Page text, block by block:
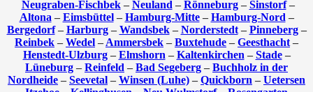
Neugraben-Fischbek– Neuland – Rönneburg– Sinstorf–
Altona – Eimsbüttel– Hamburg-Mitte– Hamburg-Nord –
Bergedorf– Harburg– Wandsbek– Norderstedt– Pinneberg–
Reinbek – Wedel – Ammersbek – Buxtehude – Geesthacht –
Henstedt-Ulzburg– Elmshorn – Kaltenkirchen – Stade–
Lüneburg – Reinfeld – Bad Segeberg – Buchholz in der
Nordheide – Seevetal – Winsen (Luhe) – Quickborn – Uetersen